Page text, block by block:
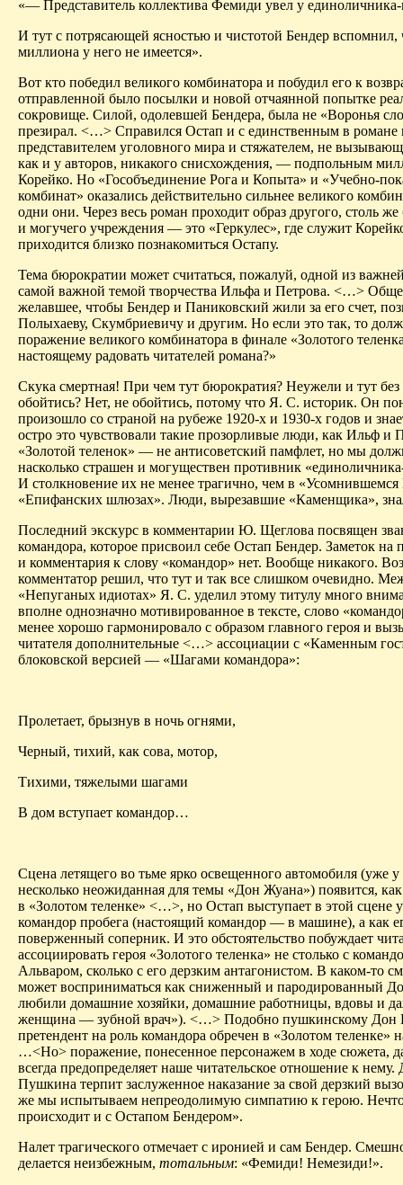
«— Представитель коллектива Фемиди увел у
И тут с потрясающей ясностью и чистотой Бендер вспомнил,
миллиона у него не имеется».
Вот кто победил великого комбинатора и побудил его к
отправленной было посылки и новой отчаянной попытке
сокровище. Силой, одолевшей Бендера, была не «Воронья
презирал. <…> Справился Остап и с единственным в
представителем уголовного мира и стяжателем, не
как и у авторов, никакого снисхождения, — подпольным
Корейко. Но «Гособъединение Рога и Копыта» и «Учебно-
комбинат» оказались действительно сильнее великого
одни они. Через весь роман проходит образ другого, столь же
и могучего учреждения — это «Геркулес», где служит
приходится близко познакомиться Остапу.
Тема бюрократии может считаться, пожалуй, одной из
самой важной темой творчества Ильфа и Петрова. <…>
желавшее, чтобы Бендер и Паниковский жили за его счет,
Полыхаеву, Скумбриевичу и другим. Но если это так, то
поражение великого комбинатора в финале «Золотого
настоящему радовать читателей романа?»
Скука смертная! При чем тут бюрократия? Неужели и тут
обойтись? Нет, не обойтись, потому что Я. С. историк. Он
произошло со страной на рубеже 1920-х и 1930-х годов и
остро это чувствовали такие прозорливые люди, как Ильф и
«Золотой теленок» — не антисоветский памфлет, но мы
насколько страшен и могуществен противник
И столкновение их не менее трагично, чем в
«Епифанских шлюзах». Люди, вырезавшие «Каменщика»,
Последний экскурс в комментарии Ю. Щеглова посвящен
командора, которое присвоил себе Остап Бендер. Заметок на
и комментария к слову «командор» нет. Вообще никакого.
комментатор решил, что тут и так все слишком очевидно.
«Непуганых идиотах» Я. С. уделил этому титулу много
вполне однозначно мотивированное в тексте, слово
менее хорошо гармонировало с образом главного героя и
читателя дополнительные <…> ассоциации с «Каменным
блоковской версией — «Шагами командора»:
Пролетает, брызнув в ночь огнями,
Черный, тихий, как сова, мотор,
Тихими, тяжелыми шагами
В дом вступает командор…
Сцена летящего во тьме ярко освещенного автомобиля (уже у
несколько неожиданная для темы «Дон Жуана») появится,
в «Золотом теленке» <…>, но Остап выступает в этой сцене
командор пробега (настоящий командор — в машине), а как
поверженный соперник. И это обстоятельство побуждает
ассоциировать героя «Золотого теленка» не столько с
Альваром, сколько с его дерзким антагонистом. В каком-то
может восприниматься как сниженный и пародированный
любили домашние хозяйки, домашние работницы, вдовы и
женщина — зубной врач»). <…> Подобно пушкинскому Дон
претендент на роль командора обречен в «Золотом теленке»
…<Но> поражение, понесенное персонажем в ходе сюжета,
всегда предопределяет наше читательское отношение к
Пушкина терпит заслуженное наказание за свой дерзкий
же мы испытываем непреодолимую симпатию к герою.
происходит и с Остапом Бендером».
Налет трагического отмечает с иронией и сам Бендер.
делается неизбежным, тотальным: «Фемиди! Немезиди!».